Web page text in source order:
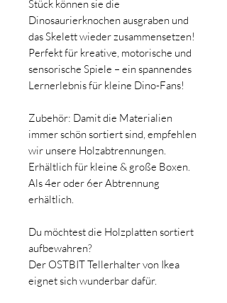
Stück können sie die
Dinosaurierknochen ausgraben und
das Skelett wieder zusammensetzen!
Perfekt für kreative, motorische und
sensorische Spiele – ein spannendes
Lernerlebnis für kleine Dino-Fans!
Zubehör: Damit die Materialien
immer schön sortiert sind, empfehlen
wir unsere Holzabtrennungen.
Erhältlich für kleine & große Boxen.
Als 4er oder 6er Abtrennung
erhältlich.
Du möchtest die Holzplatten sortiert
aufbewahren?
Der OSTBIT Tellerhalter von Ikea
eignet sich wunderbar dafür.